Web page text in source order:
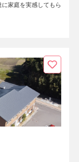
家庭を実感してもら